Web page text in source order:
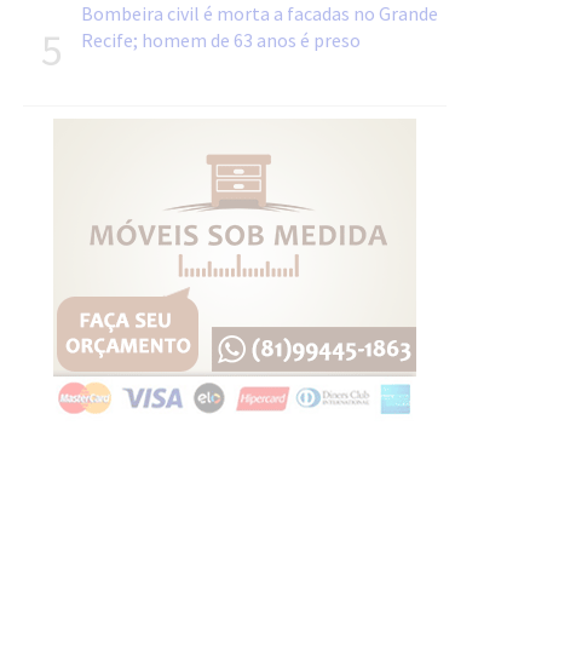
5
Bombeira civil é morta a facadas no Grande
Recife; homem de 63 anos é preso